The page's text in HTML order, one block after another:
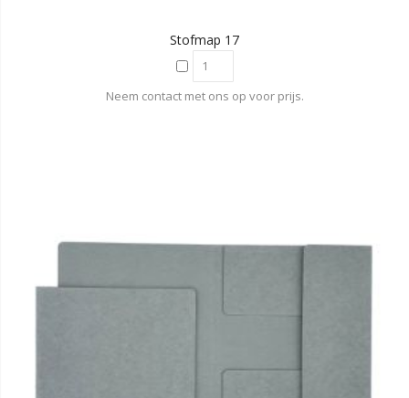
Stofmap 17
Neem contact met ons op voor prijs.